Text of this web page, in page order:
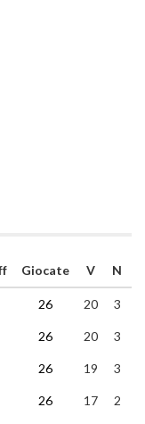
Giocate V N
26 20 3
26 20 3
26 19 3
26 17 2